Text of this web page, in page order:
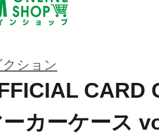
ション
CARD
カーケース